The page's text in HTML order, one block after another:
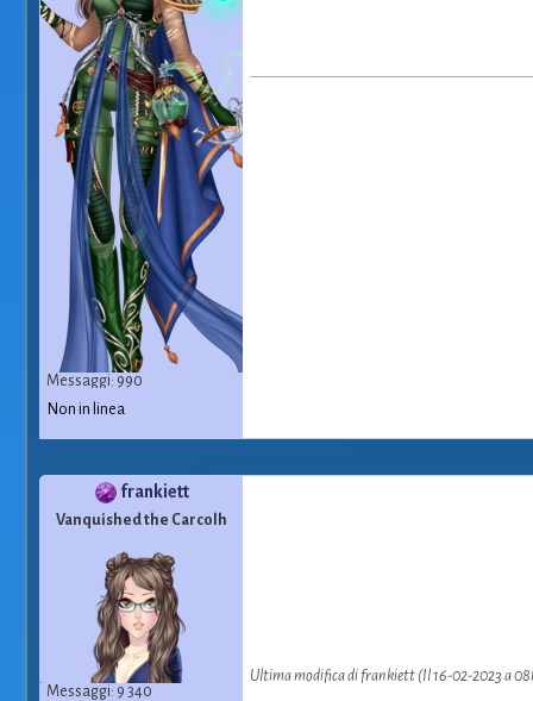
Messaggi: 990
Non in linea
frankiett
Vanquished the Carcolh
Messaggi: 9 340
Ultima modifica di frankiett (Il 16-02-2023 a